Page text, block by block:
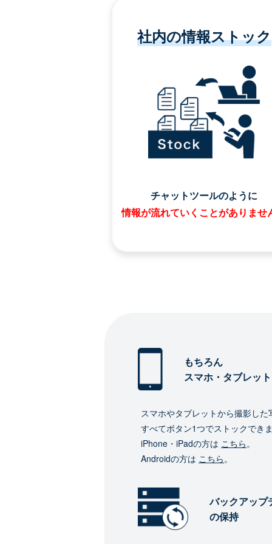
社内の情報ストック
チャットツールのように
情報が流れていくことがありませ
もちろん
スマホ・タブレッ
スマホやタブレットから撮影した
すべてボタン1つでストックでき
iPhone・iPadの方は こちら。
Androidの方は こちら。
バックアップ
の保持